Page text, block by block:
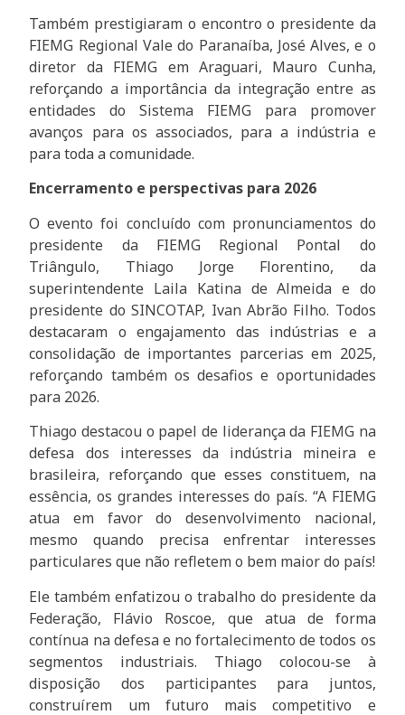
Também prestigiaram o encontro o presidente da
FIEMG Regional Vale do Paranaíba, José Alves, e o
diretor da FIEMG em Araguari, Mauro Cunha,
reforçando a importância da integração entre as
entidades do Sistema FIEMG para promover
avanços para os associados, para a indústria e
para toda a comunidade.
Encerramento e perspectivas para 2026
O evento foi concluído com pronunciamentos do
presidente da FIEMG Regional Pontal do
Triângulo, Thiago Jorge Florentino, da
superintendente Laila Katina de Almeida e do
presidente do SINCOTAP, Ivan Abrão Filho. Todos
destacaram o engajamento das indústrias e a
consolidação de importantes parcerias em 2025,
reforçando também os desafios e oportunidades
para 2026.
Thiago destacou o papel de liderança da FIEMG na
defesa dos interesses da indústria mineira e
brasileira, reforçando que esses constituem, na
essência, os grandes interesses do país. “A FIEMG
atua em favor do desenvolvimento nacional,
mesmo quando precisa enfrentar interesses
particulares que não refletem o bem maior do país!
Ele também enfatizou o trabalho do presidente da
Federação, Flávio Roscoe, que atua de forma
contínua na defesa e no fortalecimento de todos os
segmentos industriais. Thiago colocou-se à
disposição dos participantes para juntos,
construírem um futuro mais competitivo e